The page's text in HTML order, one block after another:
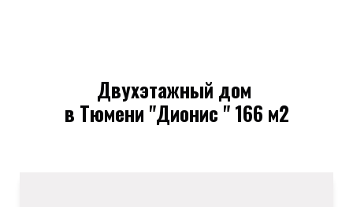
Двухэтажный дом
в Тюмени "Дионис " 166 м2